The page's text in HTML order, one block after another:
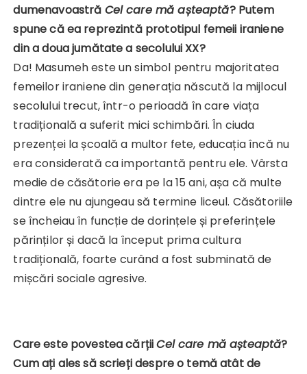
dumenavoastră Cel care mă așteaptă? Putem
spune că ea reprezintă prototipul femeii iraniene
din a doua jumătate a secolului XX?
Da! Masumeh este un simbol pentru majoritatea
femeilor iraniene din generația născută la mijlocul
secolului trecut, într-o perioadă în care viața
tradițională a suferit mici schimbări. În ciuda
prezenței la școală a multor fete, educația încă nu
era considerată ca importantă pentru ele. Vârsta
medie de căsătorie era pe la 15 ani, așa că multe
dintre ele nu ajungeau să termine liceul. Căsătoriile
se încheiau în funcție de dorințele și preferințele
părinților și dacă la început prima cultura
tradițională, foarte curând a fost subminată de
mișcări sociale agresive.
Care este povestea cărțiiCel care mă așteaptă?
Cum ați ales să scrieți despre o temă atât de